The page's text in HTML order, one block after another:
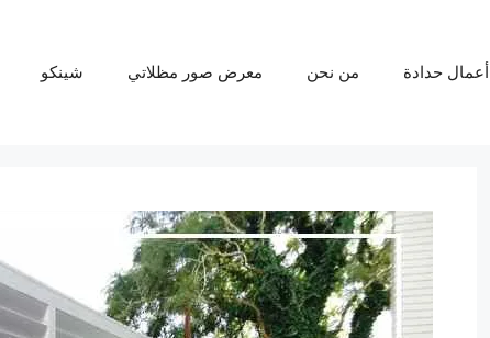
أعمال حدادة من نحن معرض صور مظلاتي شينكو